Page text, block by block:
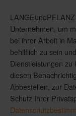
Unternehmen, um
bei ihrer Arbeit in
behilflich zu sein
Dienstleistungen
diesen
Abbestellen, zur
Schutz Ihrer